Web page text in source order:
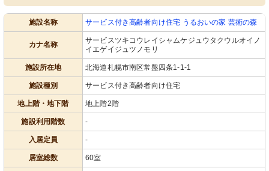
施設名称 サービス付き高齢者向け住宅 うるおいの家 芸術の森
カナ名称
サービスツキコウレイシャムケジュウタクウルオイノ
イエゲイジュツノモリ
施設所在地 北海道札幌市南区常盤四条1-1-1
施設種別 サービス付き高齢者向け住宅
地上階・地下階 地上階2階
施設利用階数 -
入居定員 -
居室総数 60室